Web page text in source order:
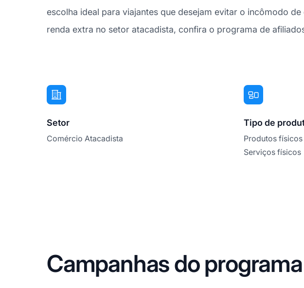
escolha ideal para viajantes que desejam evitar o incômodo
renda extra no setor atacadista, confira o programa de
Setor
Comércio Atacadista
Tipo de
Produtos físicos
Serviços físicos
Campanhas do